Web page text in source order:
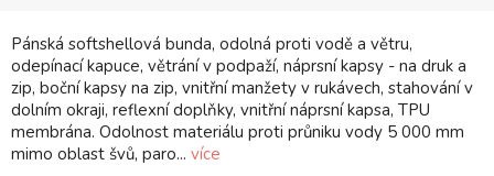
Pánská softshellová bunda, odolná proti vodě a větru,
odepínací kapuce, větrání v podpaží, náprsní kapsy - na druk a
zip, boční kapsy na zip, vnitřní manžety v rukávech, stahování v
dolním okraji, reflexní doplňky, vnitřní náprsní kapsa, TPU
membrána. Odolnost materiálu proti průniku vody 5 000 mm
mimo oblast švů, paro... více